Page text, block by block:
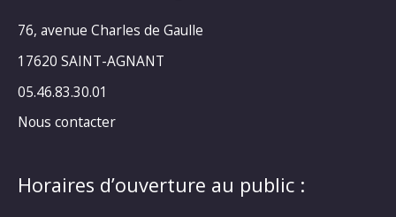
76, avenue Charles de Gaulle
17620 SAINT-AGNANT
05.46.83.30.01
Nous contacter
Horaires d’ouverture au public :